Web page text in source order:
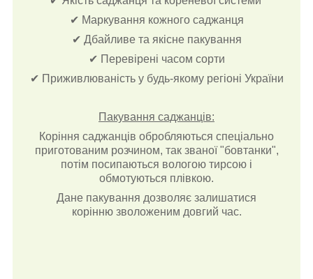
✔ Маркування кожного саджанця
✔ Дбайливе та якісне пакування
✔ Перевірені часом сорти
✔ Приживлюваність у будь-якому регіоні України
Пакування саджанців:
Коріння саджанців обробляються спеціально
приготованим розчином, так званої "бовтанки",
потім посипаються вологою тирсою і
обмотуються плівкою.
Дане пакування дозволяє залишатися
корінню зволоженим довгий час.